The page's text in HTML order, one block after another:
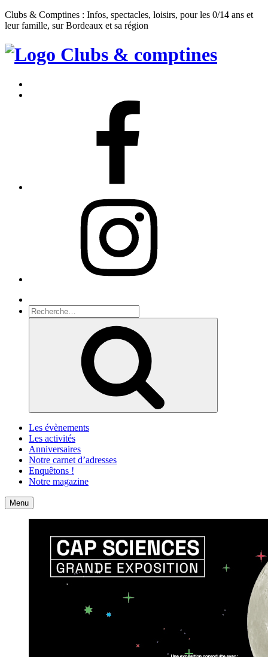
Clubs & Comptines : Infos, spectacles, loisirs, pour les 0/14 ans et
leur famille, sur Bordeaux et sa région
Clubs
Comptines
Recherche
pour
Les évènements
Les activités
Anniversaires
Notre carnet d’adresses
Enquêtons !
Notre magazine
Accueil
Menu Contact